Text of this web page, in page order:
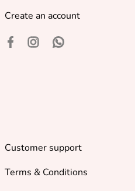
Create an account
Customer support
Terms & Conditions